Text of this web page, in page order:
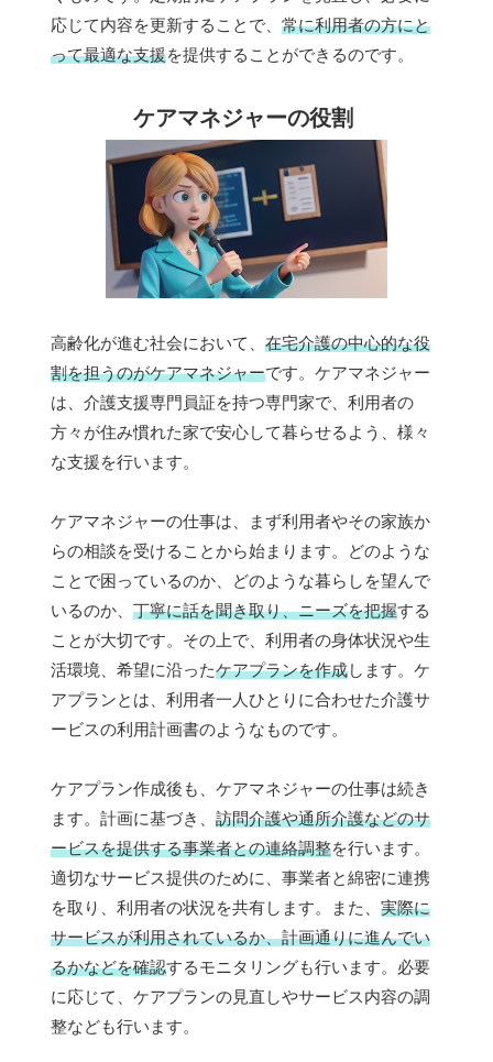
応じて内容を更新することで、 常に利用者の方にと
って最適な支援を提供することができるのです。
ケアマネジャーの役割
高齢化が進む社会において、 在宅介護の中心的な役
割を担うのがケアマネジャーです。ケアマネジャー
は、介護支援専門員証を持つ専門家で、利用者の
方々が住み慣れた家で安心して暮らせるよう、様々
な支援を行います。
ケアマネジャーの仕事は、まず利用者やその家族か
らの相談を受けることから始まります。どのような
ことで困っているのか、どのような暮らしを望んで
いるのか、 丁寧に話を聞き取り、ニーズを把握する
ことが大切です。その上で、利用者の身体状況や生
活環境、希望に沿ったケアプランを作成します。ケ
アプランとは、利用者一人ひとりに合わせた介護サ
ービスの利用計画書のようなものです。
ケアプラン作成後も、ケアマネジャーの仕事は続き
ます。計画に基づき、 訪問介護や通所介護などのサ
ービスを提供する事業者との連絡調整を行います。
適切なサービス提供のために、事業者と綿密に連携
を取り、利用者の状況を共有します。また、 実際に
サービスが利用されているか、計画通りに進んでい
るかなどを確認するモニタリングも行います。必要
に応じて、ケアプランの見直しやサービス内容の調
整なども行います。